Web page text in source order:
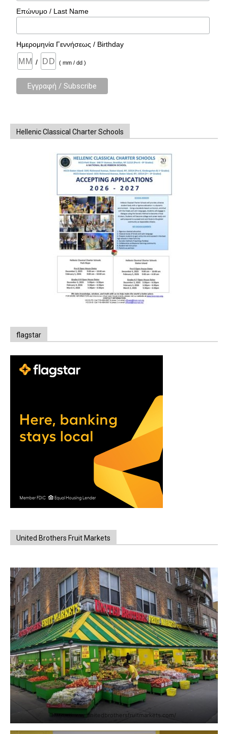
Επώνυμο / Last Name
Ημερομηνία Γεννήσεως / Birthday
/ ( mm / dd )
Hellenic Classical Charter Schools
flagstar
United Brothers Fruit Markets
https://www.unitedbrothersfruitmarkets.com/